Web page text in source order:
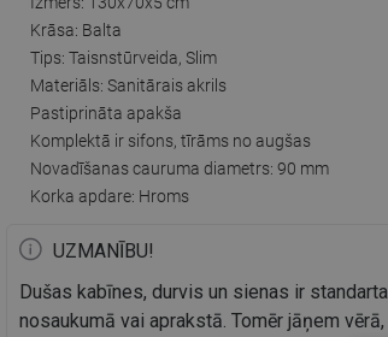
Krāsa: Balta
Tips: Taisnstūrveida, Slim
Materiāls: Sanitārais akrils
Pastiprināta apakša
Komplektā ir sifons, tīrāms no augšas
Novadīšanas cauruma diametrs: 90 mm
Korka apdare: Hroms
UZMANĪBU!
Dušas kabīnes, durvis un sienas ir
nosaukumā vai aprakstā. Tomēr jāņem